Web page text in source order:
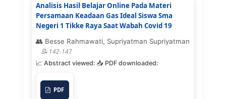
Analisis Hasil Belajar Online Pada Materi
Persamaan Keadaan Gas Ideal Siswa Sma
Negeri 1 Tikke Raya Saat Wabah Covid 19
Besse Rahmawati, Supriyatman Supriyatman
142-147
PDF